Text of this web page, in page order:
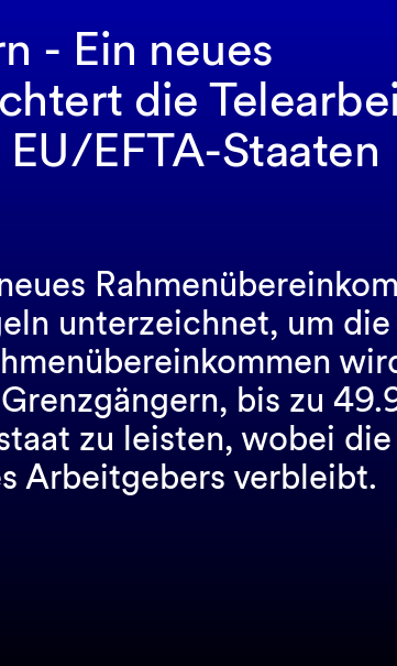
- Ein neues
die
EFTA-Staaten
unterzeichnet, um die
bis zu
zu leisten, wobei die
Arbeitgebers verbleibt.